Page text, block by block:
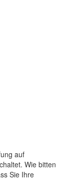
auf
Wie bitten
Sie Ihre